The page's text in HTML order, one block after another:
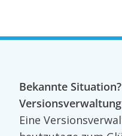
Bekannte
Versionsverwaltung
Eine